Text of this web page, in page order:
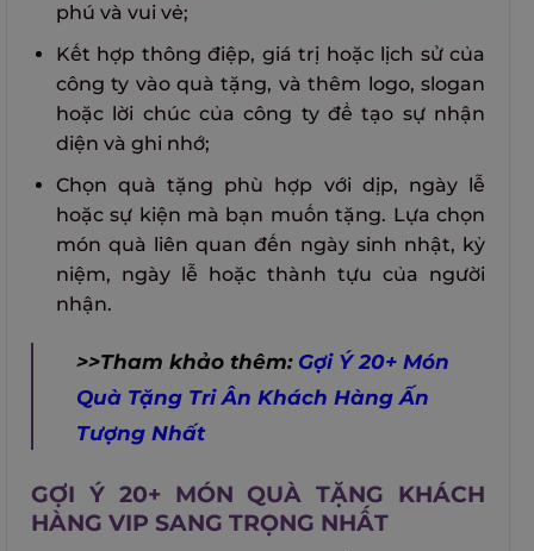
phú và vui vẻ;
Kết hợp thông điệp, giá trị hoặc lịch sử của
công ty vào quà tặng, và thêm logo, slogan
hoặc lời chúc của công ty để tạo sự nhận
diện và ghi nhớ;
Chọn quà tặng phù hợp với dịp, ngày lễ
hoặc sự kiện mà bạn muốn tặng. Lựa chọn
món quà liên quan đến ngày sinh nhật, kỷ
niệm, ngày lễ hoặc thành tựu của người
nhận.
>>Tham khảo thêm: Gợi Ý 20+ Món
Quà Tặng Tri Ân Khách Hàng Ấn
Tượng Nhất
GỢI Ý 20+ MÓN QUÀ TẶNG KHÁCH
HÀNG VIP SANG TRỌNG NHẤT